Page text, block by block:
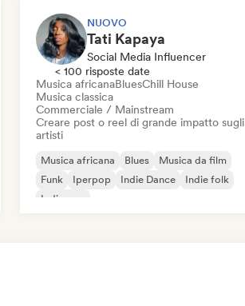
NUOVO
Tati Kapaya
Social Media Influencer
< 100 risposte date
Musica africanaBluesChill House
Musica classica
Commerciale / Mainstream
Creare post o reel di grande impatto sugli
artisti
Musica africana Blues
Musica da film
Funk
Iperpop Indie Dance
Indie folk
Indie pop